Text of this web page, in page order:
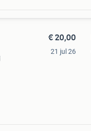
€ 20,00
21 jul 26